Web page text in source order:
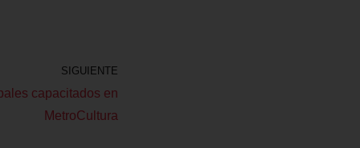
SIGUIENTE
capacitados en
MetroCultura